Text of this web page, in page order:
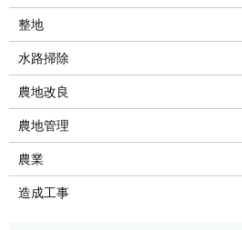
整地
水路掃除
農地改良
農地管理
農業
造成工事